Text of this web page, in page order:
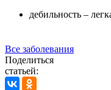
дебильность –
Все заболевания
Поделиться
статьей: